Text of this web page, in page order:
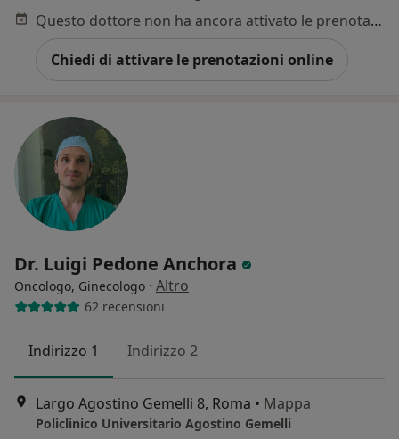
Questo dottore non ha ancora attivato le prenotazioni online presso questo indirizzo.
Chiedi di attivare le prenotazioni online
Dr. Luigi Pedone Anchora
Oncologo, Ginecologo · Altro
62 recensioni
Indirizzo 1 Indirizzo 2
Largo Agostino Gemelli 8, Roma • Mappa
Policlinico Universitario Agostino Gemelli